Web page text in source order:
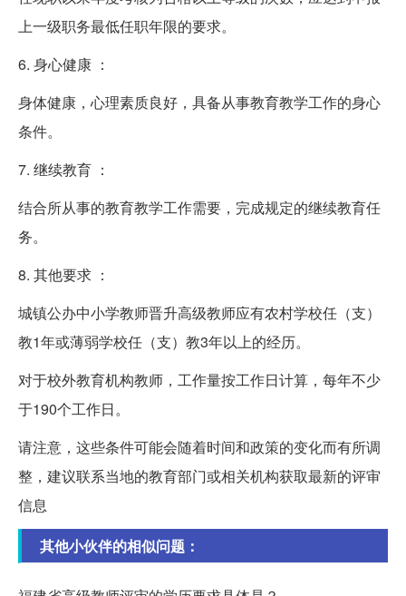
上一级职务最低任职年限的要求。
6. 身心健康 ：
身体健康，心理素质良好，具备从事教育教学工作的身心
条件。
7. 继续教育 ：
结合所从事的教育教学工作需要，完成规定的继续教育任
务。
8. 其他要求 ：
城镇公办中小学教师晋升高级教师应有农村学校任（支）
教1年或薄弱学校任（支）教3年以上的经历。
对于校外教育机构教师，工作量按工作日计算，每年不少
于190个工作日。
请注意，这些条件可能会随着时间和政策的变化而有所调
整，建议联系当地的教育部门或相关机构获取最新的评审
信息
其他小伙伴的相似问题：